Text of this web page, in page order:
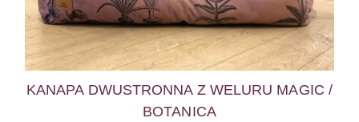
KANAPA DWUSTRONNA Z WELURU MAGIC /
BOTANICA